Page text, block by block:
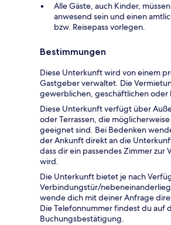
Alle Gäste, auch Kinder,
anwesend sein und einen
bzw. Reisepass vorlegen.
Bestimmungen
Diese Unterkunft wird von einem
Gastgeber verwaltet. Die
gewerblichen, geschäftlichen oder
Diese Unterkunft verfügt über
oder Terrassen, die
geeignet sind. Bei Bedenken
der Ankunft direkt an die
dass dir ein passendes Zimmer zur
wird.
Die Unterkunft bietet je nach
Verbindungstür/
wende dich mit deiner Anfrage
Die Telefonnummer findest du auf
Buchungsbestätigung.